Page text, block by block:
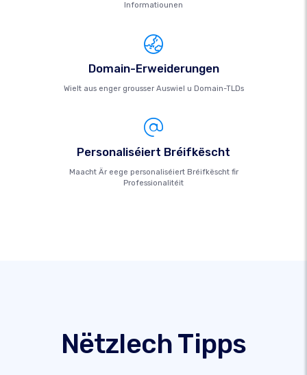
Informatiounen
Domain-Erweiderungen
Wielt aus enger grousser Auswiel u Domain-TLDs
Personaliséiert Bréifkëscht
Maacht Är eege personaliséiert Bréifkëscht fir
Professionalitéit
Nëtzlech Tipps